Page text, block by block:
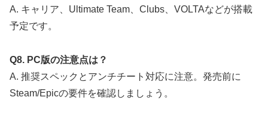
A. キャリア、Ultimate Team、Clubs、VOLTAなどが搭載
予定です。
Q8. PC版の注意点は？
A. 推奨スペックとアンチチート対応に注意。発売前に
Steam/Epicの要件を確認しましょう。